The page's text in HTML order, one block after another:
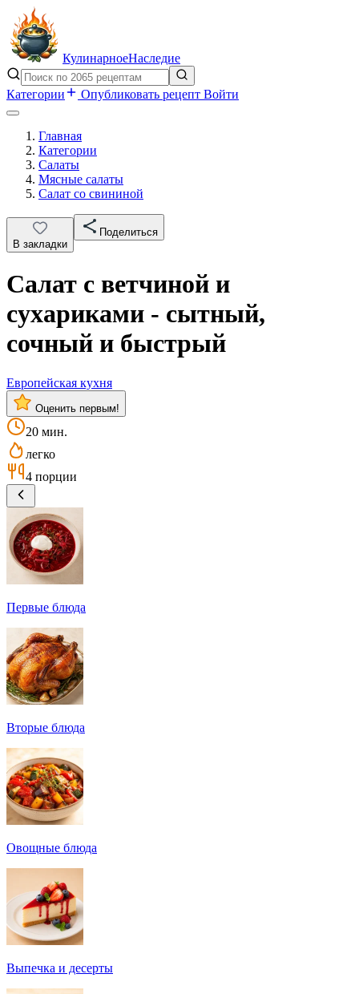
КулинарноеНаследие
Категории Опубликовать рецепт Войти
Главная
Категории
Салаты
Мясные салаты
Салат со свининой
В закладки
Поделиться
Салат с ветчиной и
сухариками - сытный,
сочный и быстрый
Европейская кухня
Оценить первым!
20 мин.
легко
4 порции
Первые блюда
Вторые блюда
Овощные блюда
Выпечка и десерты